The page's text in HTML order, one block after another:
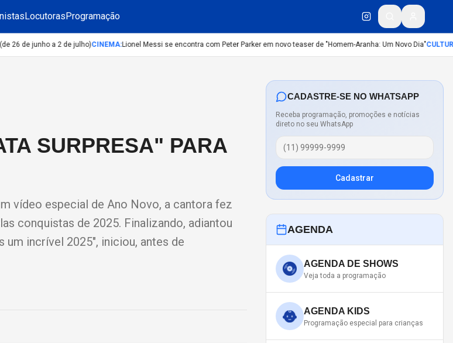
LocutorasProgramação
de junho a 2 de julho) CINEMA:Lionel Messi se encontra com Peter Parker em novo teaser de "Homem-Aranha: Um Novo Dia"CULTURA:
SURPRESA" PARA
vídeo especial de Ano Novo, a cantora fez
conquistas de 2025. Finalizando, adiantou
um incrível 2025", iniciou, antes de
CADASTRE-SE NO WHATSAPP
Receba programação, promoções e notícias
direto no seu WhatsApp
Cadastrar
AGENDA
AGENDA DE SHOWS
Veja toda a programação
AGENDA KIDS
Programação especial para crianças